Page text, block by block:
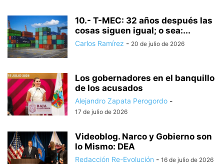
10.- T-MEC: 32 años después las
cosas siguen igual; o sea:...
Carlos Ramírez - 20 de julio de 2026
Los gobernadores en el banquillo
de los acusados
Alejandro Zapata Perogordo -
17 de julio de 2026
Videoblog. Narco y Gobierno son
lo Mismo: DEA
Redacción Re-Evolución - 16 de julio de 2026